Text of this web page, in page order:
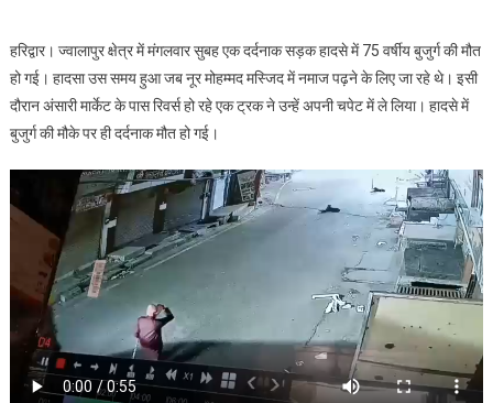
हरिद्वार। ज्वालापुर क्षेत्र में मंगलवार सुबह एक दर्दनाक सड़क हादसे में 75 वर्षीय बुजुर्ग की मौत
हो गई। हादसा उस समय हुआ जब नूर मोहम्मद मस्जिद में नमाज पढ़ने के लिए जा रहे थे। इसी
दौरान अंसारी मार्केट के पास रिवर्स हो रहे एक ट्रक ने उन्हें अपनी चपेट में ले लिया। हादसे में
बुजुर्ग की मौके पर ही दर्दनाक मौत हो गई।